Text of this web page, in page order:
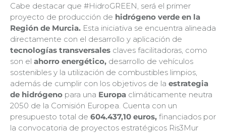
Cabe destacar que #HidroGREEN, será el primer
proyecto de producción de hidrógeno verde en la
Región de Murcia. Esta iniciativa se encuentra alineada
directamente con el desarrollo y aplicación de
tecnologías transversales claves facilitadoras, como
son el ahorro energético, desarrollo de vehículos
sostenibles y la utilización de combustibles limpios,
además de cumplir con los objetivos de la estrategia
de hidrógeno para una Europa climáticamente neutra
2050 de la Comisión Europea. Cuenta con un
presupuesto total de 604.437,10 euros, financiados por
la convocatoria de proyectos estratégicos Ris3Mur